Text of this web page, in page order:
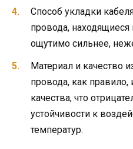
Способ укладки
провода, находящиеся
ощутимо сильнее,
Материал и качество
провода, как
качества, что
устойчивости к
температур.